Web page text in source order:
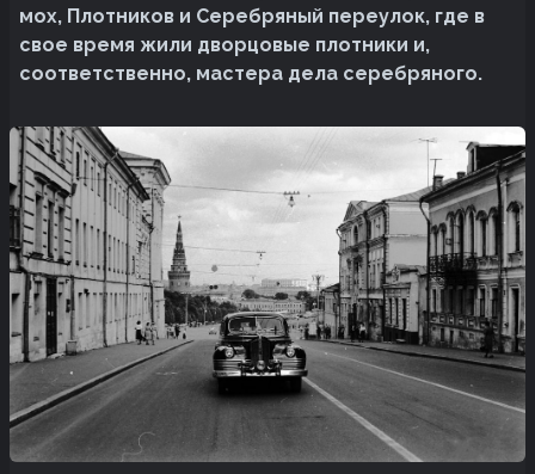
мох, Плотников и Серебряный переулок, где в
свое время жили дворцовые плотники и,
соответственно, мастера дела серебряного.